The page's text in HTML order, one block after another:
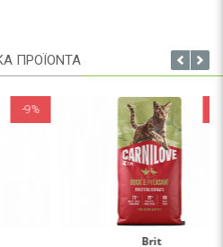
ΠΡΟΪΟΝΤΑ